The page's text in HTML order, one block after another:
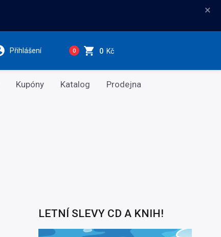
×
Přihlášení 0 0 Kč
Kupóny Katalog Prodejna
LETNÍ SLEVY CD A KNIH!